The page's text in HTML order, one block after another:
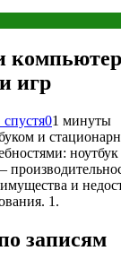
игр
спустя01 минуты
и
ноутбук
и
1.
записям